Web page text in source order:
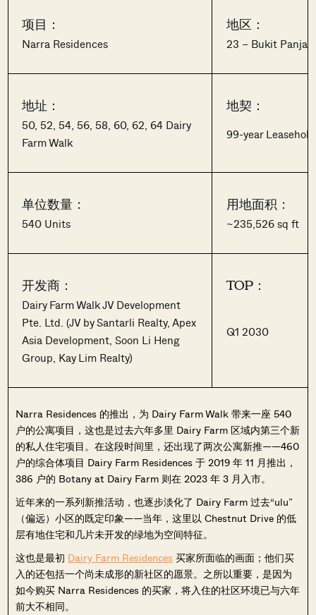
项目：
Narra Residences
地区：
23 – Bukit
地址：
50, 52, 54, 56, 58, 60, 62, 64 Dairy
Farm Walk
地契：
99-year
单位数量：
540 Units
用地面积：
~235,526 sq ft
开发商：
Dairy Farm Walk JV Development
Pte. Ltd. (JV by Santarli Realty, Apex
Asia Development, Soon Li Heng
Group, Kay Lim Realty)
TOP：
Q1 2030
Narra Residences 的推出，为 Dairy Farm Walk 带来一座 540
户的公寓项目，这也是过去六年多里 Dairy Farm 区域内第三个新
的私人住宅项目。在这段时间里，还出现了两次公寓新推——460
户的综合体项目 Dairy Farm Residences 于 2019 年 11 月推出，
386 户的 Botany at Dairy Farm 则在 2023 年 3 月入市。
近年来的一系列新推活动，也逐步淡化了 Dairy Farm 过去“ulu”
（偏远）小区的既定印象——当年，这里以 Chestnut Drive 的低
层有地住宅和几片未开发的绿地为空间特征。
这也是最初 Dairy Farm Residences买家所面临的画面；他们买
入的还包括一个尚未成形的新社区的愿景。之所以重要，是因为
如今购买 Narra Residences 的买家，将入住的社区环境已与六年
前大不相同。